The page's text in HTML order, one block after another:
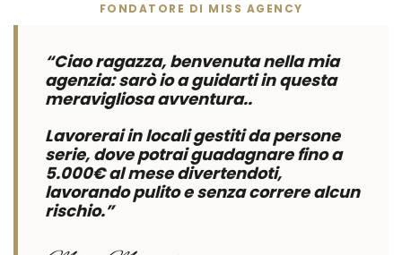
FONDATORE DI MISS AGENCY
“Ciao ragazza, benvenuta nella mia
agenzia: sarò io a guidarti in questa
meravigliosa avventura..
Lavorerai in locali gestiti da persone
serie, dove potrai guadagnare fino a
5.000€ al mese divertendoti,
lavorando pulito e senza correre alcun
rischio.”